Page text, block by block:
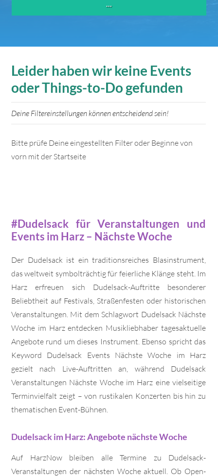
Leider haben wir keine Events
oder Things-to-Do gefunden
Deine Filtereinstellungen können entscheidend sein!
Bitte prüfe Deine eingestellten Filter oder Beginne von
vorn mit der Startseite
#Dudelsack für Veranstaltungen und
Events im Harz – Nächste Woche
Der Dudelsack ist ein traditionsreiches Blasinstrument,
das weltweit symbolträchtig für feierliche Klänge steht. Im
Harz erfreuen sich Dudelsack-Auftritte besonderer
Beliebtheit auf Festivals, Straßenfesten oder historischen
Veranstaltungen. Mit dem Schlagwort Dudelsack Nächste
Woche im Harz entdecken Musikliebhaber tagesaktuelle
Angebote rund um dieses Instrument. Ebenso spricht das
Keyword Dudelsack Events Nächste Woche im Harz
gezielt nach Live-Auftritten an, während Dudelsack
Veranstaltungen Nächste Woche im Harz eine vielseitige
Terminvielfalt zeigt – von rustikalen Konzerten bis hin zu
thematischen Event-Bühnen.
Dudelsack im Harz: Angebote nächste Woche
Auf HarzNow bleiben alle Termine zu Dudelsack-
Veranstaltungen der nächsten Woche aktuell. Ob Open-